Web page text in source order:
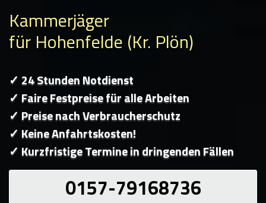
Kammerjäger
für Hohenfelde (Kr. Plön)
✓ 24 Stunden Notdienst
✓ Faire Festpreise für alle Arbeiten
✓ Preise nach Verbraucherschutz
✓ Keine Anfahrtskosten!
✓ Kurzfristige Termine in dringenden Fällen
0157-79168736